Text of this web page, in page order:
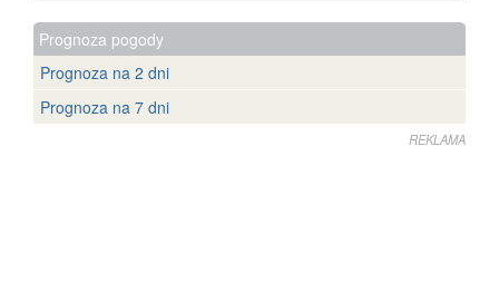
Prognoza pogody
Prognoza na 2 dni
Prognoza na 7 dni
REKLAMA